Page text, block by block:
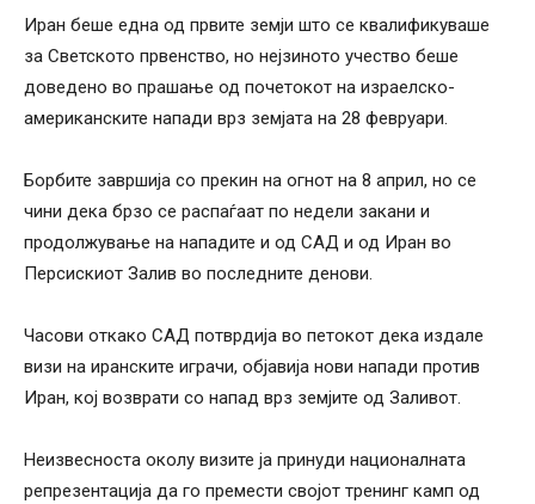
Иран беше една од првите земји што се квалификуваше
за Светското првенство, но нејзиното учество беше
доведено во прашање од почетокот на израелско-
американските напади врз земјата на 28 февруари.
Борбите завршија со прекин на огнот на 8 април, но се
чини дека брзо се распаѓаат по недели закани и
продолжување на нападите и од САД и од Иран во
Персискиот Залив во последните денови.
Часови откако САД потврдија во петокот дека издале
визи на иранските играчи, објавија нови напади против
Иран, кој возврати со напад врз земјите од Заливот.
Неизвесноста околу визите ја принуди националната
репрезентација да го премести својот тренинг камп од